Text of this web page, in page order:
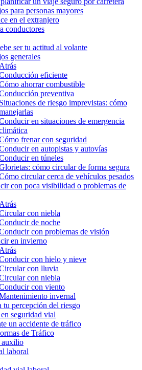
para personas mayores
en el extranjero
conductores
ser tu actitud al volante
generales
Atrás
eficiente
ahorrar combustible
preventiva
Situaciones de riesgo imprevistas: cómo
en situaciones de emergencia
frenar con seguridad
en autopistas y autovías
en túneles
cómo circular de forma segura
circular cerca de vehículos pesados
con poca visibilidad o problemas de
Atrás
con niebla
de noche
con problemas de visión
en invierno
Atrás
con hielo y nieve
con lluvia
con niebla
con viento
invernal
tu percepción del riesgo
seguridad vial
un accidente de tráfico
de Tráfico
auxilio
laboral